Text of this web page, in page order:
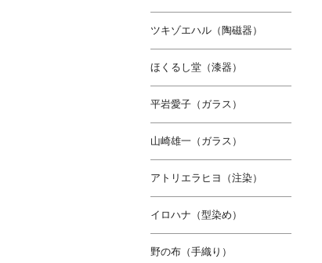
ツキゾエハル（陶磁器）
ほくるし堂（漆器）
平岩愛子（ガラス）
山崎雄一（ガラス）
アトリエラヒヨ（注染）
イロハナ（型染め）
野の布（手織り）